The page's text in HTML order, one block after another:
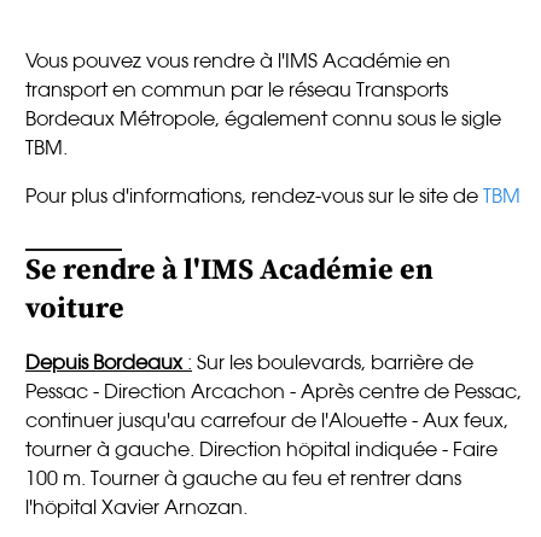
Vous pouvez vous rendre à l'IMS Académie en
transport en commun par le réseau Transports
Bordeaux Métropole, également connu sous le sigle
TBM.
Pour plus d'informations, rendez-vous sur le site de TBM
Se rendre à l'IMS Académie en
voiture
Depuis Bordeaux: Sur les boulevards, barrière de
Pessac - Direction Arcachon - Après centre de Pessac,
continuer jusqu'au carrefour de l'Alouette - Aux feux,
tourner à gauche. Direction hôpital indiquée - Faire
100 m. Tourner à gauche au feu et rentrer dans
l'hôpital Xavier Arnozan.